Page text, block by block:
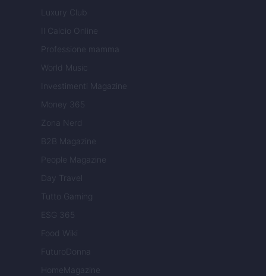
Luxury Club
Il Calcio Online
Professione mamma
World Music
Investimenti Magazine
Money 365
Zona Nerd
B2B Magazine
People Magazine
Day Travel
Tutto Gaming
ESG 365
Food Wiki
FuturoDonna
HomeMagazine